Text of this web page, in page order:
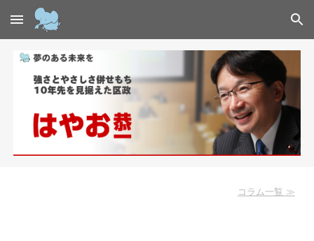
Skip to main content Skip to navigation
コラム一覧 ≫